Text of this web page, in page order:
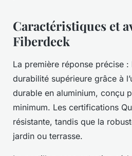
Caractéristiques et
Fiberdeck
La première réponse précise :
durabilité supérieure grâce à
durable en aluminium, conçu
minimum. Les certifications
résistante, tandis que la
jardin ou terrasse.